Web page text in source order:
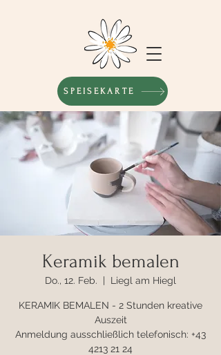
SPEISEKARTE
Keramik bemalen
Do., 12. Feb. Liegl am Hiegl
KERAMIK BEMALEN - 2 Stunden kreative
Auszeit
Anmeldung ausschließlich telefonisch: +43
4213 21 24